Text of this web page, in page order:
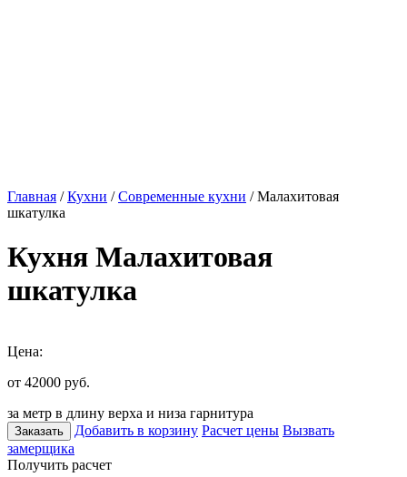
Главная /Кухни /Современные кухни / Малахитовая
шкатулка
Кухня Малахитовая
шкатулка
Цена:
от 42000 руб.
за метр в длину верха и низа гарнитура
Заказать Добавить в корзину Расчет цены Вызвать
замерщика
Получить расчет